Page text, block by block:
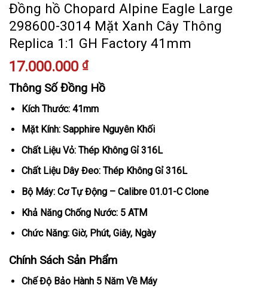
Đồng hồ Chopard Alpine Eagle Large
298600-3014 Mặt Xanh Cây Thông
Replica 1:1 GH Factory 41mm
17.000.000 ₫
Thông Số Đồng Hồ
Kích Thước: 41mm
Mặt Kính: Sapphire Nguyên Khối
Chất Liệu Vỏ: Thép Không Gỉ 316L
Chất Liệu Dây Đeo: Thép Không Gỉ 316L
Bộ Máy: Cơ Tự Động – Calibre 01.01-C Clone
Khả Năng Chống Nước: 5 ATM
Chức Năng: Giờ, Phút, Giây, Ngày
Chính Sách Sản Phẩm
Chế Độ Bảo Hành 5 Năm Về Máy